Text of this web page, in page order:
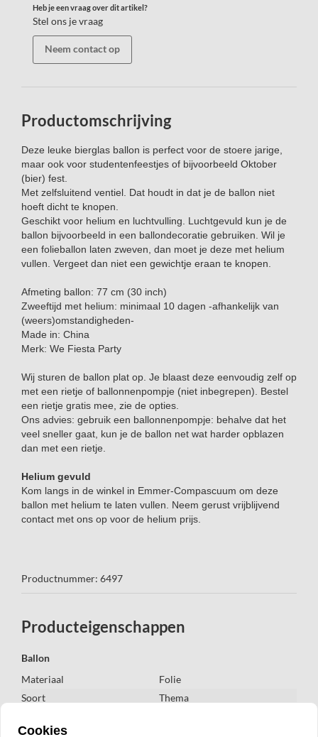
Heb je een vraag over dit artikel?
Stel ons je vraag
Neem contact op
Productomschrijving
Deze leuke bierglas ballon is perfect voor de stoere jarige,
maar ook voor studentenfeestjes of bijvoorbeeld Oktober
(bier) fest.
Met zelfsluitend ventiel. Dat houdt in dat je de ballon niet
hoeft dicht te knopen.
Geschikt voor helium en luchtvulling. Luchtgevuld kun je de
ballon bijvoorbeeld in een ballondecoratie gebruiken. Wil je
een folieballon laten zweven, dan moet je deze met helium
vullen. Vergeet dan niet een gewichtje eraan te knopen.
Afmeting ballon: 77 cm (30 inch)
Zweeftijd met helium: minimaal 10 dagen -afhankelijk van
(weers)omstandigheden-
Made in: China
Merk: We Fiesta Party
Wij sturen de ballon plat op. Je blaast deze eenvoudig zelf op
met een rietje of ballonnenpompje (niet inbegrepen). Bestel
een rietje gratis mee, zie de opties.
Ons advies: gebruik een ballonnenpompje: behalve dat het
veel sneller gaat, kun je de ballon net wat harder opblazen
dan met een rietje.
Helium gevuld
Kom langs in de winkel in Emmer-Compascuum om deze
ballon met helium te laten vullen. Neem gerust vrijblijvend
contact met ons op voor de helium prijs.
Productnummer: 6497
Producteigenschappen
Ballon
Materiaal
Folie
Soort
Thema
Kleur
Cookies